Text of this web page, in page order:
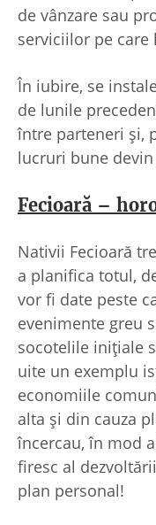
de vânzare sau
serviciilor pe care
În iubire, se
de lunile
între parteneri și,
lucruri bune
Fecioară –
Nativii Fecioară
a planifica totul,
vor fi date peste
evenimente greu
socotelile inițiale
uite un exemplu
economiile
alta și din cauza
încercau, în mod
firesc al
plan personal!